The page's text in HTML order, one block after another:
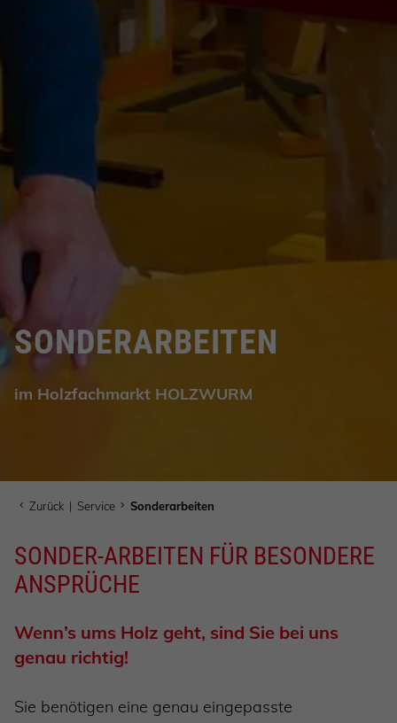
SONDERARBEITEN
im Holzfachmarkt HOLZWURM
Zurück | Service Sonderarbeiten
SONDER-ARBEITEN FÜR BESONDERE
ANSPRÜCHE
Wenn’s ums Holz geht, sind Sie bei uns
genau richtig!
Sie benötigen eine genau eingepasste